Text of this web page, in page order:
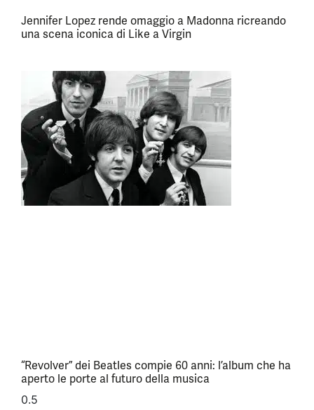
Jennifer Lopez rende omaggio a Madonna ricreando
una scena iconica di Like a Virgin
“Revolver” dei Beatles compie 60 anni: l’album che ha
aperto le porte al futuro della musica